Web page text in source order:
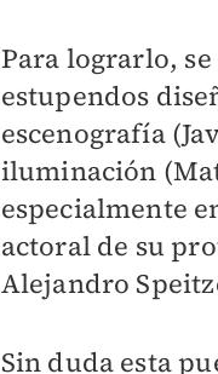
Para lograrlo,
estupendos
escenografía
iluminación
especialmente
actoral de su
Alejandro
Sin duda esta